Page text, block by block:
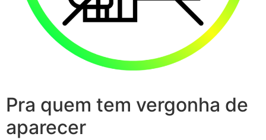
Pra quem tem vergonha de
aparecer